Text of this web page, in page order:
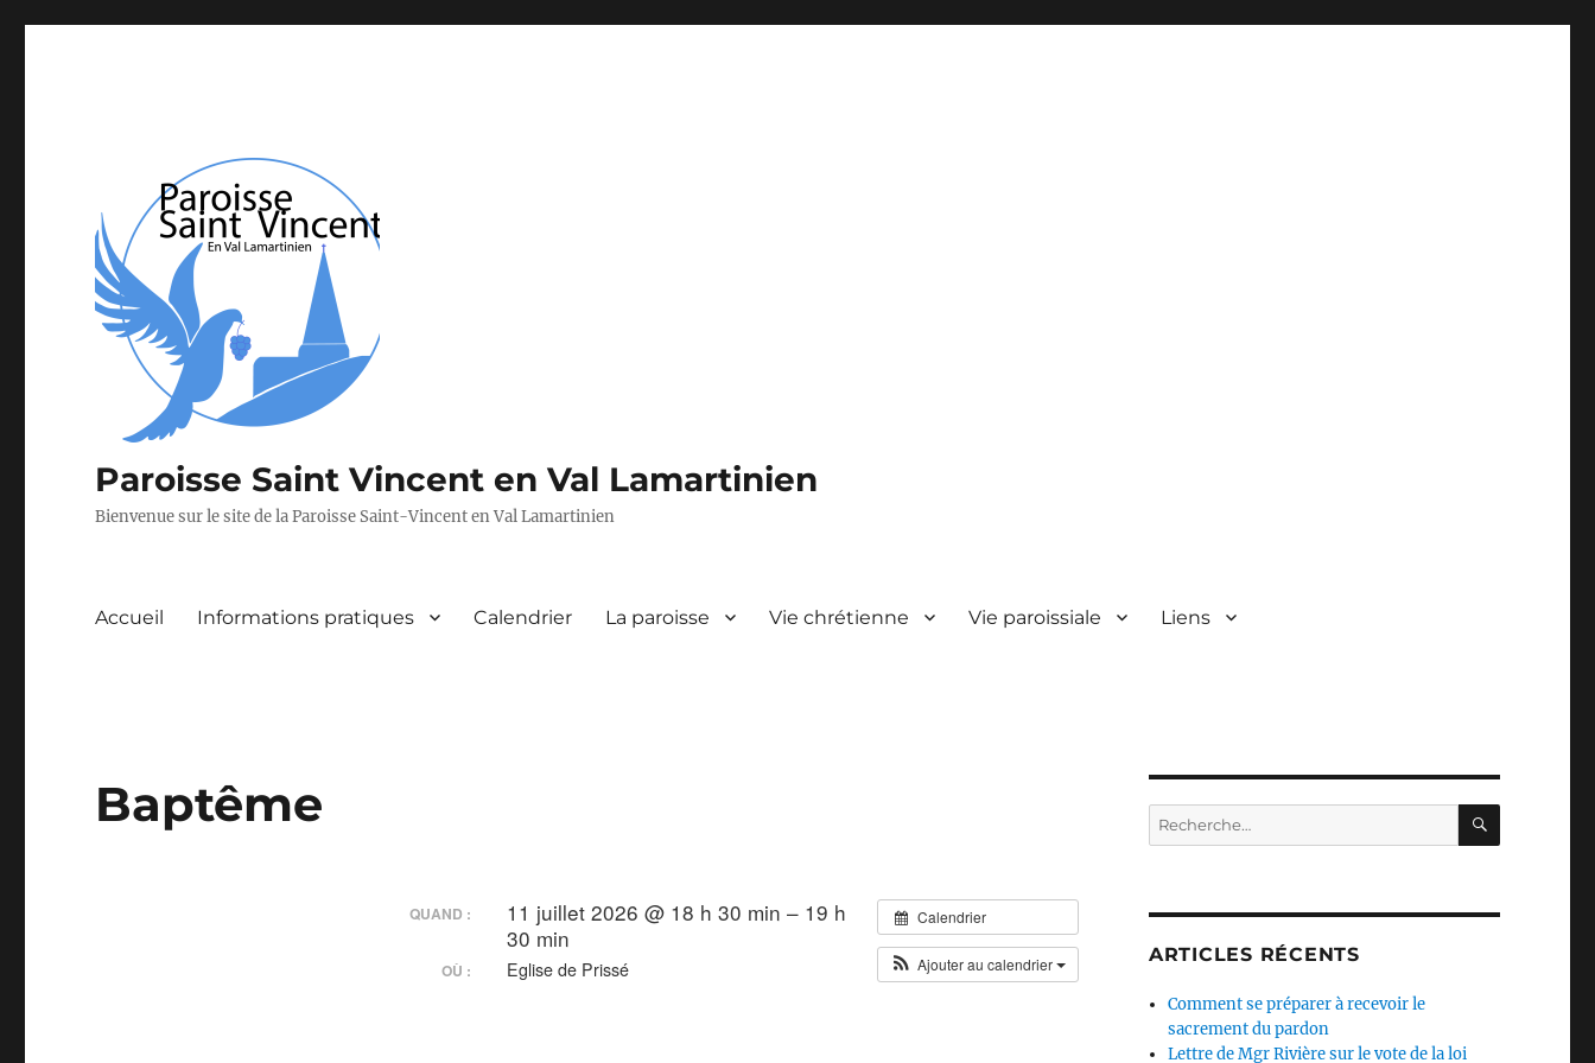
Paroisse Saint Vincent en Val Lamartinien
Bienvenue sur le site de la Paroisse Saint-Vincent en Val Lamartinien
Accueil Informations pratiques Calendrier La paroisse Vie chrétienne Vie paroissiale Liens
Baptême
Calendrier
Ajouter au calendrier
QUAND :
11 juillet 2026 @ 18 h 30 min – 19 h
30 min
OÙ : Eglise de Prissé
Recherche
pour :
ARTICLES RÉCENTS
Comment se préparer à recevoir le
sacrement du pardon
Lettre de Mgr Rivière sur le vote de la loi